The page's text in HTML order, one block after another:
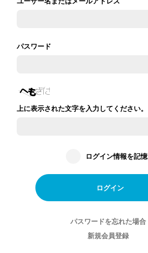
パスワード
上に表示された文字を入力してください。
ログイン情報を記憶
パスワードを忘れた場合
新規会員登録